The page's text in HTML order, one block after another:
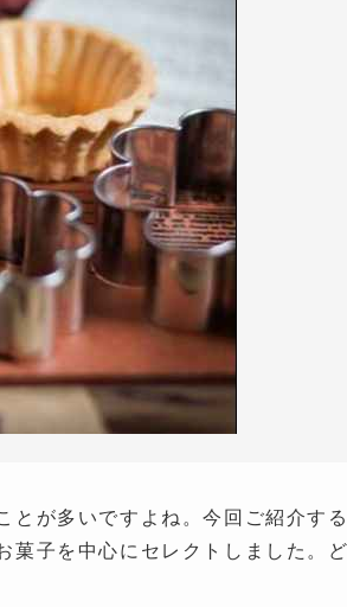
とが多いですよね。今回ご紹介す
菓子を中心にセレクトしました。